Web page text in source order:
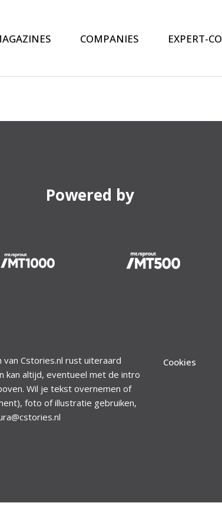
COMPANIES EXPERT-
Powered by
van Cstories.nl rust uiteraard
kan altijd, eventueel met de intro
Wil je tekst overnemen of
foto of illustratie gebruiken,
Cookies